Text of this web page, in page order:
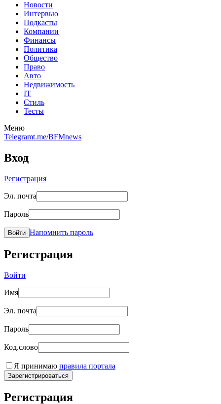
Новости
Интервью
Подкасты
Компании
Финансы
Политика
Общество
Право
Авто
Недвижимость
IT
Стиль
Тесты
Меню
Telegramt.me/BFMnews
Вход
Регистрация
Эл. почта
Пароль
Войти Напомнить пароль
Регистрация
Войти
Имя
Эл. почта
Пароль
Код.слово
Я принимаю правила портала
Зарегистрироваться
Регистрация